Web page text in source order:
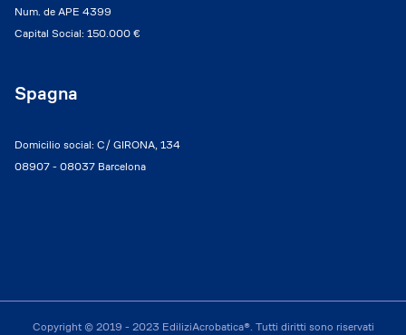
Num. de APE 4399
Capital Social: 150.000 €
Spagna
Domicilio social: C/ GIRONA, 134
08907 - 08037 Barcelona
Copyright © 2019 - 2023 EdiliziAcrobatica®. Tutti diritti sono riservati